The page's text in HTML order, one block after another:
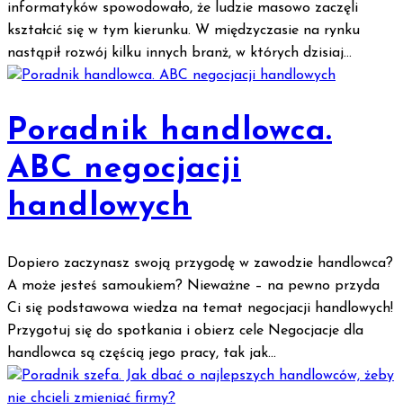
informatyków spowodowało, że ludzie masowo zaczęli
kształcić się w tym kierunku. W międzyczasie na rynku
nastąpił rozwój kilku innych branż, w których dzisiaj...
Poradnik handlowca.
ABC negocjacji
handlowych
Dopiero zaczynasz swoją przygodę w zawodzie handlowca?
A może jesteś samoukiem? Nieważne – na pewno przyda
Ci się podstawowa wiedza na temat negocjacji handlowych!
Przygotuj się do spotkania i obierz cele Negocjacje dla
handlowca są częścią jego pracy, tak jak...